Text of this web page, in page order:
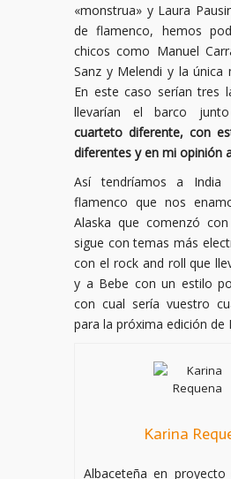
«monstrua» y Laura
de flamenco, hemos
chicos como Manuel
Sanz y Melendi y la única
En este caso serían tres
llevarían el barco
cuarteto diferente, con
diferentes y en mi opinión
Así tendríamos a India
flamenco que nos
Alaska que comenzó
sigue con temas más
con el rock and roll que
y a Bebe con un estilo
con cual sería vuestro
para la próxima edición de
Karina
Albaceteña en proyecto